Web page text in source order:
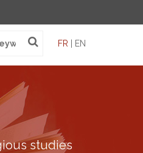
FR | EN
studies